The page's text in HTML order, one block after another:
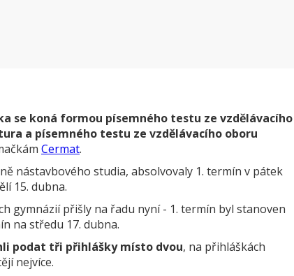
se koná formou písemného testu ze vzdělávacího
a písemného testu ze vzdělávacího oboru
Cermat.
nástavbového studia, absolvovaly 1. termín v pátek
15. dubna.
gymnázií přišly na řadu nyní - 1. termín byl stanoven
na středu 17. dubna.
podat tři přihlášky místo dvou, na přihláškách
nejvíce.